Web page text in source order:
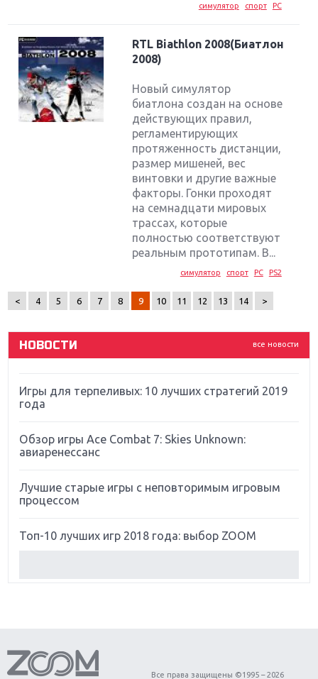
симулятор спорт PC
RTL Biathlon 2008(Биатлон
2008)
Новый симулятор
биатлона создан на основе
действующих правил,
регламентирующих
протяженность дистанции,
размер мишеней, вес
винтовки и другие важные
факторы. Гонки проходят
на семнадцати мировых
трассах, которые
полностью соответствуют
реальным прототипам. В...
симулятор спорт PC PS2
< 4 5 6 7 8 9 10 11 12 13 14 >
все новости
НОВОСТИ
Крупнейшие релизы мая: Nintendo, Microsoft и
Новинки для Nintendo Switch: Labo, South Park и
Far Cry 5: хвалить нельзя ругать
Игры для терпеливых: 10 лучших стратегий 2019
года
Обзор игры Ace Combat 7: Skies Unknown:
авиаренессанс
Лучшие старые игры с неповторимым игровым
процессом
Топ-10 лучших игр 2018 года: выбор ZOOM
Обзор игры Forza Horizon 4: вершина эволюции
Все права защищены ©1995 – 2026